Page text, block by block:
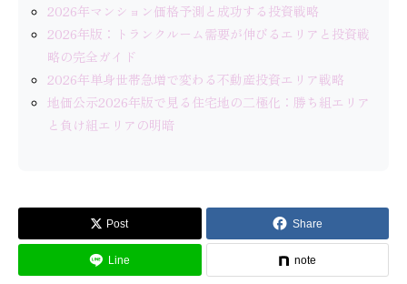
2026年マンション価格予測と成功する投資戦略
2026年版：トランクルーム需要が伸びるエリアと投資戦
略の完全ガイド
2026年単身世帯急増で変わる不動産投資エリア戦略
地価公示2026年版で見る住宅地の二極化：勝ち組エリア
と負け組エリアの明暗
Post Share
Line note